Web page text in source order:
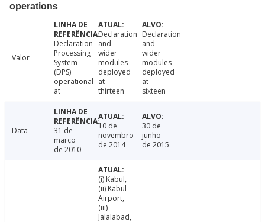
operations
Valor
Declaration
Processing
System
(DPS)
operational
at
Declaration
and
wider
modules
deployed
at
thirteen
Declaration
and
wider
modules
deployed
at
sixteen
Data
31 de
março
de 2010
10 de
novembro
de 2014
30 de
junho
de 2015
(i) Kabul,
(ii) Kabul
Airport,
(iii)
Jalalabad,